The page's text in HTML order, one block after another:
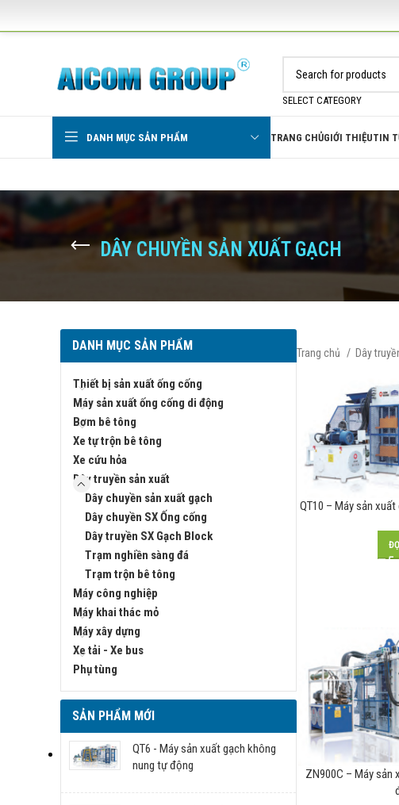
SELECT CATEGORY
DANH MỤC SẢN PHẨM TRANG CHỦGIỚI THIỆUTIN
DÂY CHUYỀN SẢN XUẤT GẠCH
DANH MỤC SẢN PHẨM
Thiết bị sản xuất ống cống
Máy sản xuất ống cống di động
Bơm bê tông
Xe tự trộn bê tông
Xe cứu hỏa
Dây truyền sản xuất
Dây chuyền sản xuất gạch
Dây chuyền SX Ống cống
Dây truyền SX Gạch Block
Trạm nghiền sàng đá
Trạm trộn bê tông
Máy công nghiệp
Máy khai thác mỏ
Máy xây dựng
Xe tải - Xe bus
Phụ tùng
SẢN PHẨM MỚI
QT6 - Máy sản xuất gạch không
nung tự động
Trang chủ Dây
QT10 – Máy sản
ZN900C – Máy sản